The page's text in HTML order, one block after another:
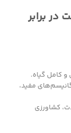
برابر
و کامل گیاه.
مفید،
کشاورزی